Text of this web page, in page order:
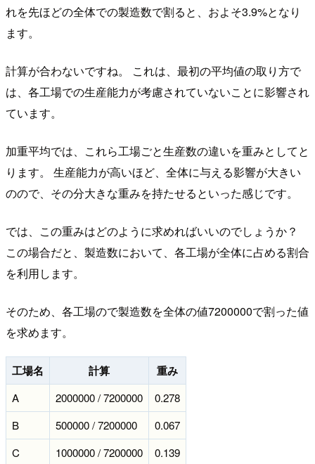
れを先ほどの全体での製造数で割ると、およそ3.9%となり
ます。
計算が合わないですね。 これは、最初の平均値の取り方で
は、各工場での生産能力が考慮されていないことに影響され
ています。
加重平均では、これら工場ごと生産数の違いを重みとしてと
ります。 生産能力が高いほど、全体に与える影響が大きい
のので、その分大きな重みを持たせるといった感じです。
では、この重みはどのように求めればいいのでしょうか？
この場合だと、製造数において、各工場が全体に占める割合
を利用します。
そのため、各工場ので製造数を全体の値7200000で割った値
を求めます。
工場名 計算 重み
A 2000000 / 7200000
0.278
B
500000 / 7200000
0.067
C
1000000 / 7200000 0.139